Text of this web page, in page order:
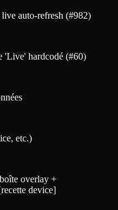
auto-refresh (#982)
'Live' hardcodé (#60)
etc.)
overlay +
device]